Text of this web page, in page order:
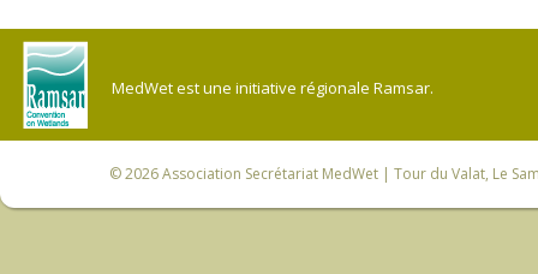
MedWet est une initiative régionale Ramsar.
© 2026Association Secrétariat MedWet | Tour du Valat, Le